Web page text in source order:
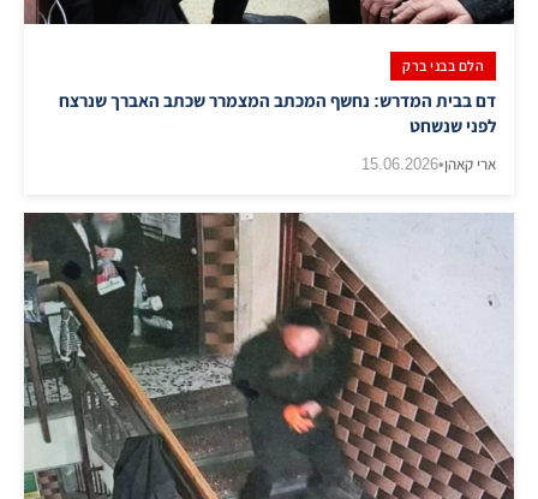
הלם בבני ברק
דם בבית המדרש: נחשף המכתב המצמרר שכתב האברך שנרצח
לפני שנשחט
ארי קאהן•
15.06.2026